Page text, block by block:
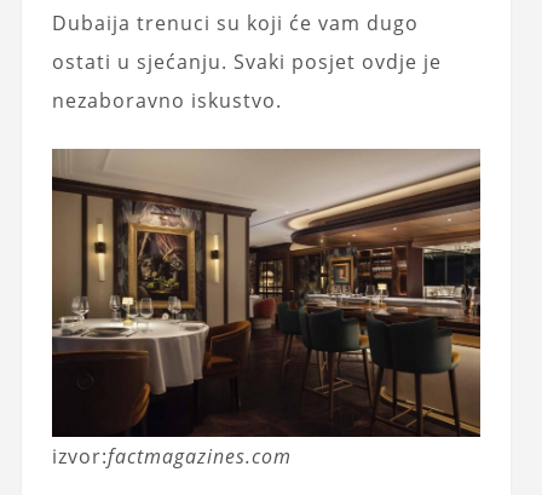
Dubaija trenuci su koji će vam dugo
ostati u sjećanju. Svaki posjet ovdje je
nezaboravno iskustvo.
izvor:factmagazines.com